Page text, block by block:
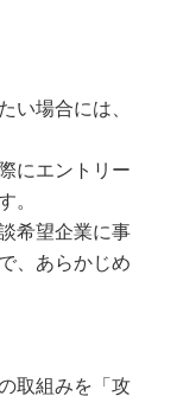
い場合には、
にエントリー
。
希望企業に事
、あらかじめ
取組みを「攻